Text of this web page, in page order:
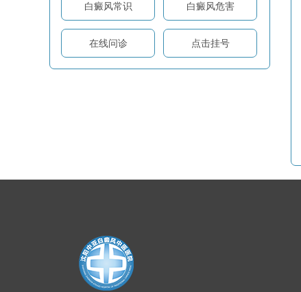
白癜风常识 白癜风危害
在线问诊 点击挂号